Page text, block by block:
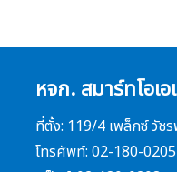
หจก. สมาร์ทโอเ
ที่ตั้ง: 119/4 เพล็กซ์ วัช
โทรศัพท์: 02-180-